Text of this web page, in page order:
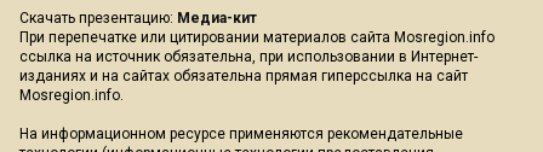
Скачать презентацию: Медиа-кит
При перепечатке или цитировании материалов сайта Mosregion.info
ссылка на источник обязательна, при использовании в Интернет-
изданиях и на сайтах обязательна прямая гиперссылка на сайт
Mosregion.info.
На информационном ресурсе применяются рекомендательные